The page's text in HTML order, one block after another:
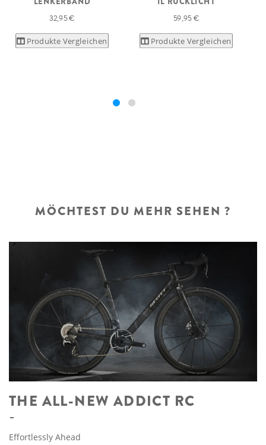
32,95 €
Produkte Vergleichen
59,95 €
Produkte Vergleichen
MÖCHTEST DU MEHR SEHEN ?
THE ALL-NEW ADDICT RC
Effortlessly Ahead